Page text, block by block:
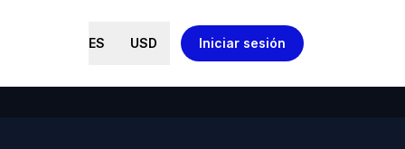
ES USD Iniciar sesión